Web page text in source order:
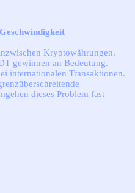
Kryptowährungen.
gewinnen an Bedeutung.
internationalen Transaktionen.
dieses Problem fast